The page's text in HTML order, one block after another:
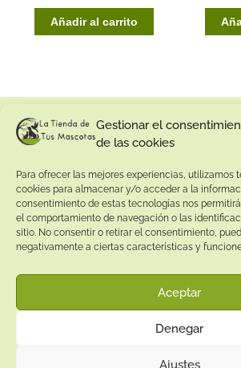
Gestionar el
de las cookies
Para ofrecer las mejores experiencias, utilizamos
cookies para almacenar y/o acceder a la
consentimiento de estas tecnologías nos
el comportamiento de navegación o las
sitio. No consentir o retirar el consentimiento,
negativamente a ciertas características y
Aceptar
Denegar
Ajustes
Añadir al carrito
Contacto:
Dirección:
Calle Pepe Jiménez 19, Rute, 14950
Teléfono:
Email: